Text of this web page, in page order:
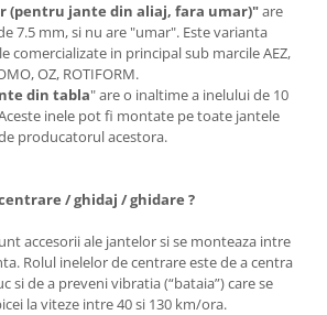
(pentru jante din aliaj, fara umar)"are
7.5 mm, si nu are "umar". Este varianta
comercializate in principal sub marcile AEZ,
OZ, ROTIFORM.
din tabla" are o inaltime a inelului de 10
inele pot fi montate pe toate jantele
producatorul acestora.
/ ghidaj / ghidare ?
accesorii ale jantelor si se monteaza intre
Rolul inelelor de centrare este de a centra
si de a preveni vibratia (“bataia”) care se
la viteze intre 40 si 130 km/ora.